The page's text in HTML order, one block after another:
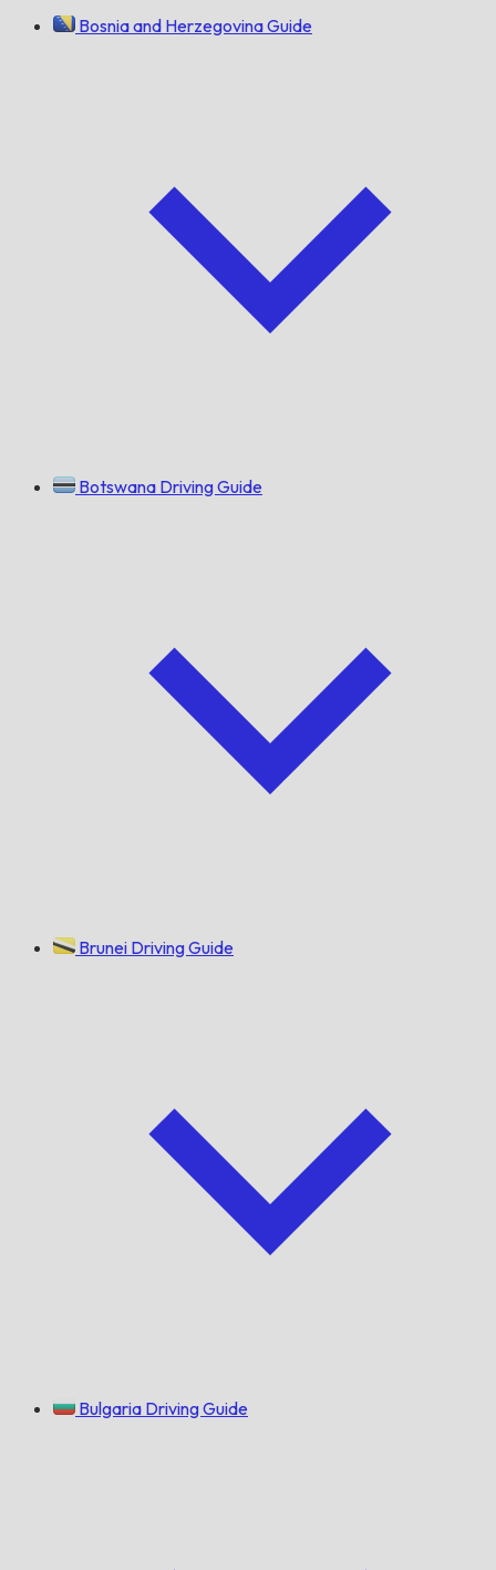
Bosnia and Herzegovina Guide
Botswana Driving Guide
Brunei Driving Guide
Bulgaria Driving Guide